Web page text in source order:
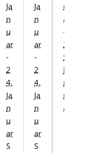
Ja
n
u
ar
-
2
4.
Ja
n
u
ar
S
Ja
n
u
ar
-
2
4.
Ja
n
u
ar
S
u
ar
-
2
5.
Ja
n
u
ar